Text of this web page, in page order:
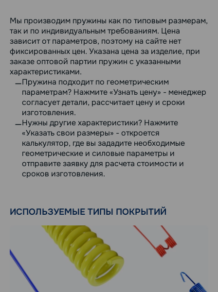
Мы производим пружины как по типовым размерам,
так и по индивидуальным требованиям. Цена
зависит от параметров, поэтому на сайте нет
фиксированных цен. Указана цена за изделие, при
заказе оптовой партии пружин с указанными
характеристиками.
Пружина подходит по геометрическим
параметрам? Нажмите «Узнать цену» - менеджер
согласует детали, рассчитает цену и сроки
изготовления.
Нужны другие характеристики? Нажмите
«Указать свои размеры» - откроется
калькулятор, где вы зададите необходимые
геометрические и силовые параметры и
отправите заявку для расчета стоимости и
сроков изготовления.
ИСПОЛЬЗУЕМЫЕ ТИПЫ ПОКРЫТИЙ